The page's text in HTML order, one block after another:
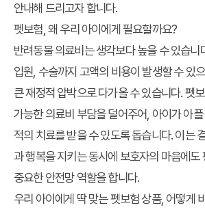
안내해 드리고자 합니다.
펫보험, 왜 우리 아이에게 필요할까요?
반려동물 의료비는 생각보다 높을 수 있습니
입원, 수술까지 고액의 비용이 발생할 수 있
큰 재정적 압박으로 다가올 수 있습니다. 펫
가능한 의료비 부담을 덜어주어, 아이가 아플
적의 치료를 받을 수 있도록 돕습니다. 이는
과 행복을 지키는 동시에 보호자의 마음에도
중요한 안전망 역할을 합니다.
우리 아이에게 딱 맞는 펫보험 상품, 어떻게